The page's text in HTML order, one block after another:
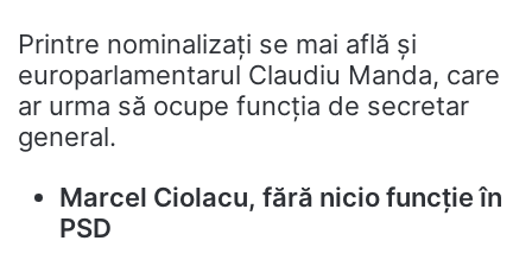
Printre nominalizați se mai află și
europarlamentarul Claudiu Manda, care
ar urma să ocupe funcția de secretar
general.
Marcel Ciolacu, fără nicio funcție în
PSD